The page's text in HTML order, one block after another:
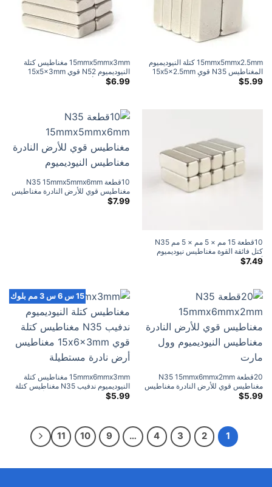
15mmx5mmx2.5mm كتلة النيوديميوم
المغناطيس N35 قوي 15x5x2.5mm
كتلة مغناطيس نادر الأرض شريط
$5.99
15mmx5mmx3mm مغناطيس كتلة
النيوديميوم N52 قوي 15x5x3mm
مغناطيس الأرض النادرة مستطيلة بيع
$6.99
10قطعة 15 مم × 5 مم × 5 مم N35
كتل فائقة القوة مغناطيس نيوديميوم
أرضي نادر
$7.49
10قطعة N35 15mmx5mmx6mm
مغناطيس قوي للأرض النادرة مغناطيس
النيوديميوم
$7.99
20قطعة N35 15mmx6mmx2mm
مغناطيس قوي للأرض النادرة مغناطيس
النيوديميوم وول مارت
$5.99
15 س 6 س 3 مم بلوك
15mmx6mmx3mm مغناطيس كتلة
النيوديميوم ندفيب N35 مغناطيس كتلة
$5.99
1
2
3
4
…
9
10
11